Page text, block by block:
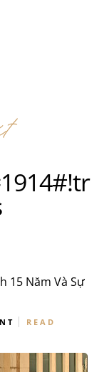
15 Năm Và Sự
READ